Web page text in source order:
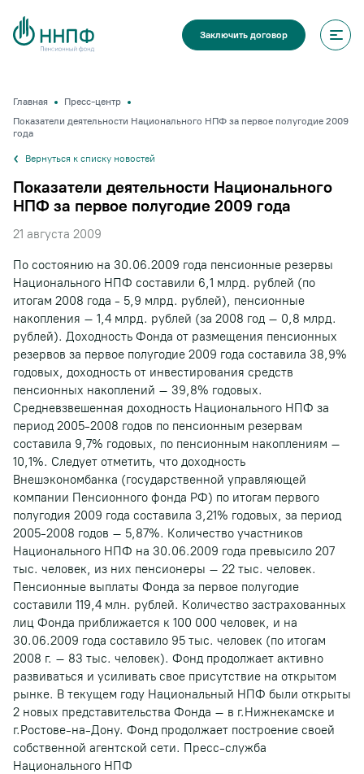
Заключить договор
Главная
Пресс-центр
Показатели деятельности Национального НПФ за первое полугодие 2009
года
Вернуться к списку новостей
Показатели деятельности Национального
НПФ за первое полугодие 2009 года
21 августа 2009
По состоянию на 30.06.2009 года пенсионные резервы
Национального НПФ составили 6,1 млрд. рублей (по
итогам 2008 года - 5,9 млрд. рублей), пенсионные
накопления – 1,4 млрд. рублей (за 2008 год – 0,8 млрд.
рублей). Доходность Фонда от размещения пенсионных
резервов за первое полугодие 2009 года составила 38,9%
годовых, доходность от инвестирования средств
пенсионных накоплений – 39,8% годовых.
Средневзвешенная доходность Национального НПФ за
период 2005-2008 годов по пенсионным резервам
составила 9,7% годовых, по пенсионным накоплениям –
10,1%. Следует отметить, что доходность
Внешэкономбанка (государственной управляющей
компании Пенсионного фонда РФ) по итогам первого
полугодия 2009 года составила 3,21% годовых, за период
2005-2008 годов – 5,87%. Количество участников
Национального НПФ на 30.06.2009 года превысило 207
тыс. человек, из них пенсионеры – 22 тыс. человек.
Пенсионные выплаты Фонда за первое полугодие
составили 119,4 млн. рублей. Количество застрахованных
лиц Фонда приближается к 100 000 человек, и на
30.06.2009 года составило 95 тыс. человек (по итогам
2008 г. – 83 тыс. человек). Фонд продолжает активно
развиваться и усиливать свое присутствие на открытом
рынке. В текущем году Национальный НПФ были открыты
2 новых представительства Фонда – в г.Нижнекамске и
г.Ростове-на-Дону. Фонд продолжает построение своей
собственной агентской сети. Пресс-служба
Национального НПФ